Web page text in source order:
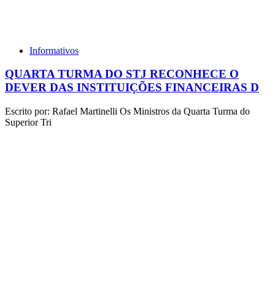
Informativos
QUARTA TURMA DO STJ RECONHECE O
DEVER DAS INSTITUIÇÕES FINANCEIRAS D
Escrito por: Rafael Martinelli Os Ministros da Quarta Turma do
Superior Tri